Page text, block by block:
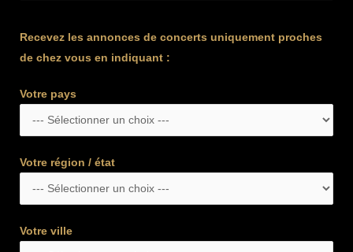
Recevez les annonces de concerts uniquement proches
de chez vous en indiquant :
Votre pays
Votre région / état
Votre ville